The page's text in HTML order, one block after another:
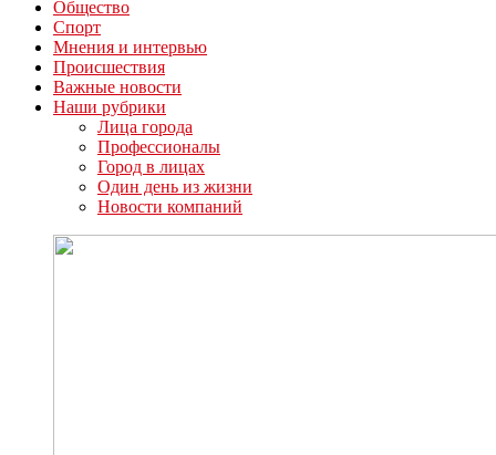
Общество
Спорт
Мнения и интервью
Происшествия
Важные новости
Наши рубрики
Лица города
Профессионалы
Город в лицах
Один день из жизни
Новости компаний